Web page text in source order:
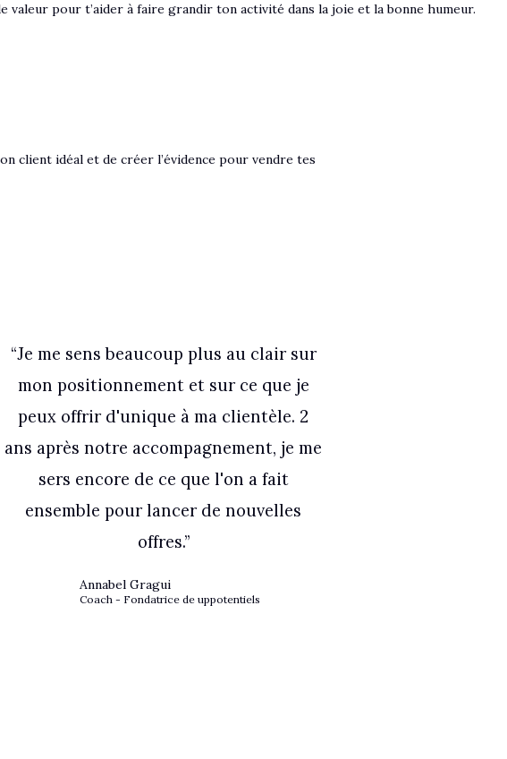
pour t’aider à faire grandir ton activité dans la joie et la bonne humeur.
client idéal et de créer l’évidence pour vendre tes
“Je me sens beaucoup plus au clair sur
mon positionnement et sur ce que je
peux offrir d'unique à ma clientèle. 2
ans après notre accompagnement, je me
sers encore de ce que l'on a fait
ensemble pour lancer de nouvelles
offres.”
Annabel Gragui
Coach - Fondatrice de uppotentiels